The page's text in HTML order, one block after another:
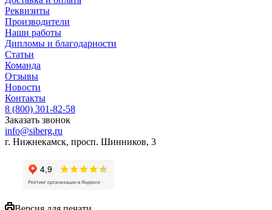
Реквизиты
Производители
Наши работы
Дипломы и благодарности
Статьи
Команда
Отзывы
Новости
Контакты
8 (800) 301-82-58
Заказать звонок
info@siberg.ru
г. Нижнекамск, просп. Шинников, 3